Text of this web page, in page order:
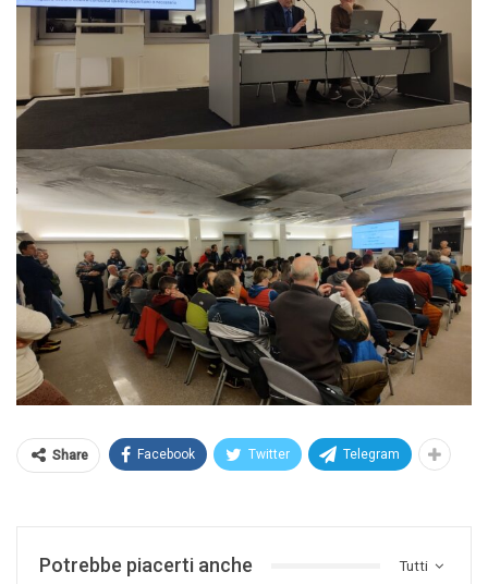
Share Facebook Twitter Telegram
Tutti
Potrebbe piacerti anche